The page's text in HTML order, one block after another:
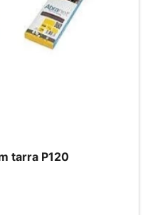
tarra P120